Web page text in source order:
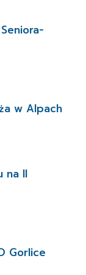
w Alpach
na II
Gorlice